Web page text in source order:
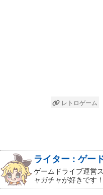
レトロゲーム
ライター : ゲー
ゲームドライブ運営
ャガチャが好きです！